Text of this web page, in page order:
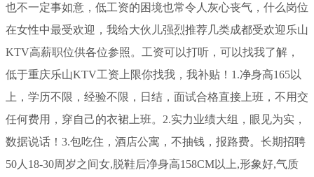
也不一定事如意，低工资的困境也常令人灰心丧气，什么岗位
在女性中最受欢迎，我给大伙儿强烈推荐几类成都受欢迎乐山
KTV高薪职位供各位参照。工资可以打听，可以找我了解，
低于重庆乐山KTV工资上限你找我，我补贴！1.净身高165以
上，学历不限，经验不限，日结，面试合格直接上班，不用交
任何费用，穿自己的衣裙上班。2.实力业绩大组，眼见为实，
数据说话！3.包吃住，酒店公寓，不抽钱，报路费。长期招聘
50人18-30周岁之间女,脱鞋后净身高158CM以上,形象好,气质